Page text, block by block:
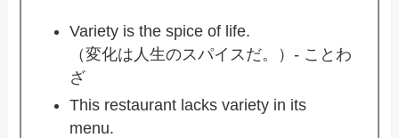
Variety is the spice of life.
（変化は人生のスパイスだ。）- ことわ
ざ
This restaurant lacks variety in its
menu.